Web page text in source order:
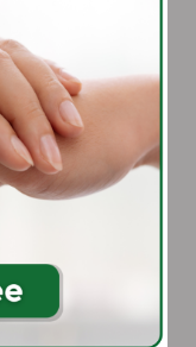
свое